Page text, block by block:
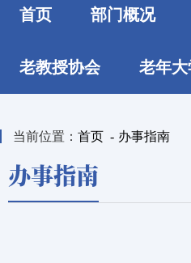
首页 部门概况
老教授协会 老年大
当前位置： 首页 - 办事指南
办事指南